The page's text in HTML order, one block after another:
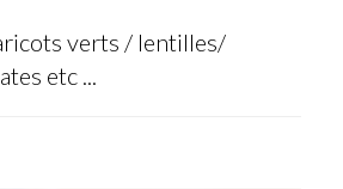
verts / lentilles/
etc ...